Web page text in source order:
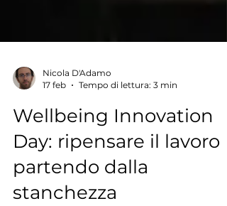
17 feb
Tempo di lettura: 3 min
Wellbeing Innovation
Day: ripensare il lavoro
partendo dalla